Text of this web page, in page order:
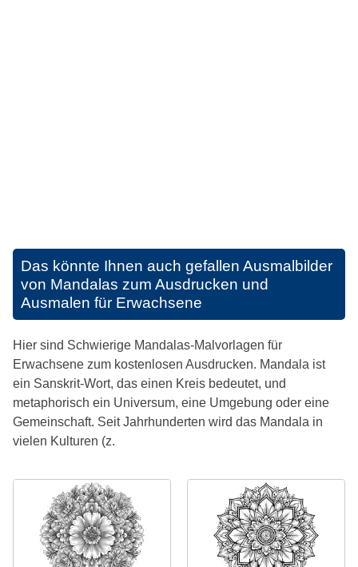
Das könnte Ihnen auch gefallen Ausmalbilder
von Mandalas zum Ausdrucken und
Ausmalen für Erwachsene
Hier sind Schwierige Mandalas-Malvorlagen für
Erwachsene zum kostenlosen Ausdrucken. Mandala ist
ein Sanskrit-Wort, das einen Kreis bedeutet, und
metaphorisch ein Universum, eine Umgebung oder eine
Gemeinschaft. Seit Jahrhunderten wird das Mandala in
vielen Kulturen (z.